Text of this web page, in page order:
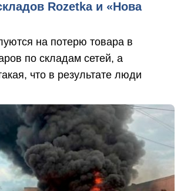
Rozetka и «Нова
на потерю товара в
по складам сетей, а
что в результате люди